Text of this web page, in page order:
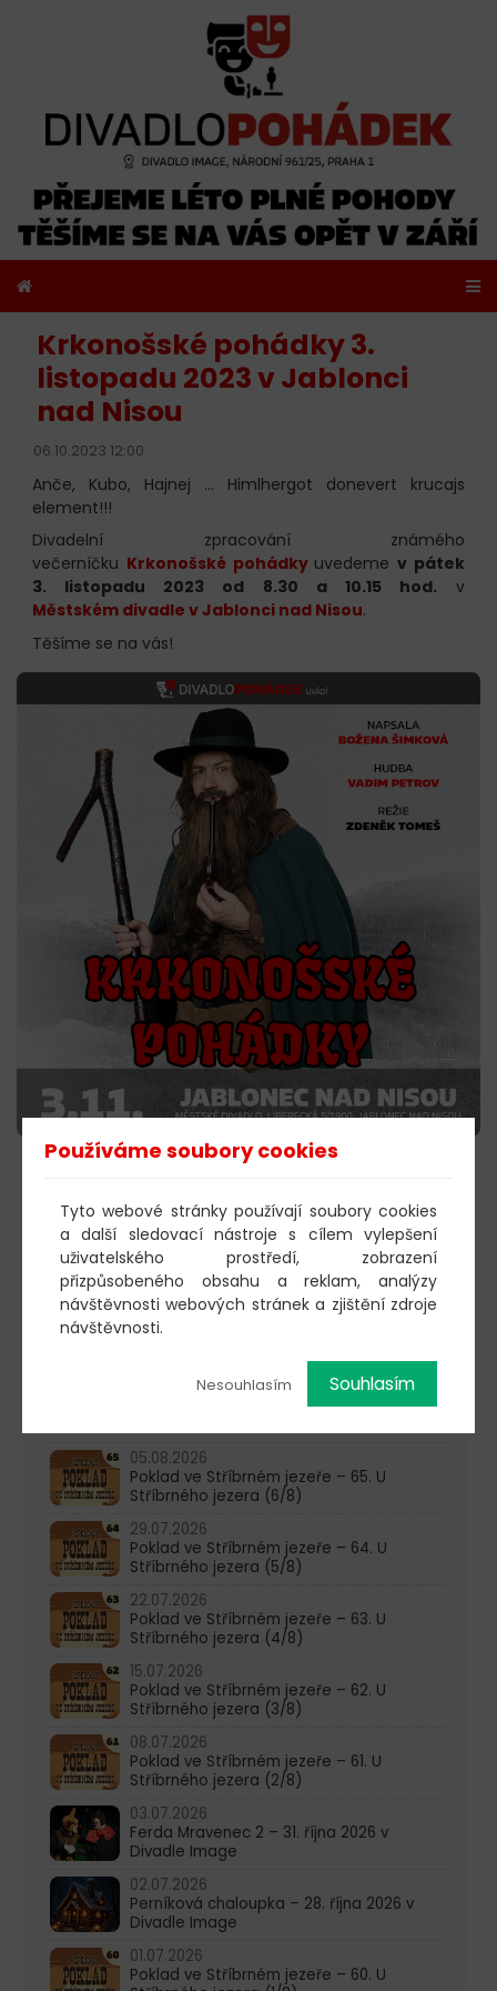
Krkonošské pohádky 3.
listopadu 2023 v Jablonci
nad Nisou
06.10.2023 12:00
Anče, Kubo, Hajnej ... Himlhergot donevert krucajs
element!!!
Divadelní zpracování známého
večerníčku Krkonošské pohádky uvedemev pátek
3. listopadu 2023 od 8.30 a 10.15 hod. v
Městském divadle v Jablonci nad Nisou.
Těšíme se na vás!
603 805 271
pondělí-čtvrtek: 10:00-16:00
05.08.2026
Poklad ve Stříbrném jezeře – 65. U
Stříbrného jezera (6/8)
29.07.2026
Poklad ve Stříbrném jezeře – 64. U
Stříbrného jezera (5/8)
22.07.2026
Poklad ve Stříbrném jezeře – 63. U
Stříbrného jezera (4/8)
15.07.2026
Poklad ve Stříbrném jezeře – 62. U
Stříbrného jezera (3/8)
08.07.2026
Poklad ve Stříbrném jezeře – 61. U
Stříbrného jezera (2/8)
03.07.2026
Ferda Mravenec 2 – 31. října 2026 v
Divadle Image
02.07.2026
Perníková chaloupka – 28. října 2026 v
Divadle Image
01.07.2026
Poklad ve Stříbrném jezeře – 60. U
Používáme soubory cookies
Tyto webové stránky používají soubory cookies
a další sledovací nástroje s cílem vylepšení
uživatelského prostředí, zobrazení
přizpůsobeného obsahu a reklam, analýzy
návštěvnosti webových stránek a zjištění zdroje
návštěvnosti.
Nesouhlasím Souhlasím